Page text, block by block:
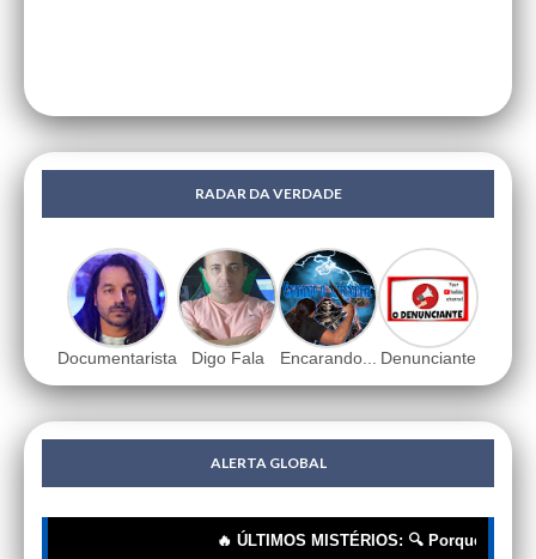
RADAR DA VERDADE
Documentarista Digo Fala Encarando... Denunciante
ALERTA GLOBAL
🔥 ÚLTIMOS MISTÉRIOS: 🔍 Porque é que